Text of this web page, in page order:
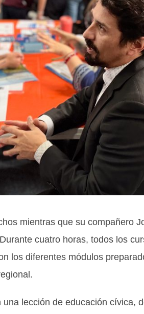
mientras que su compañero
cuatro horas, todos los
los diferentes módulos
lección de educación cívica,